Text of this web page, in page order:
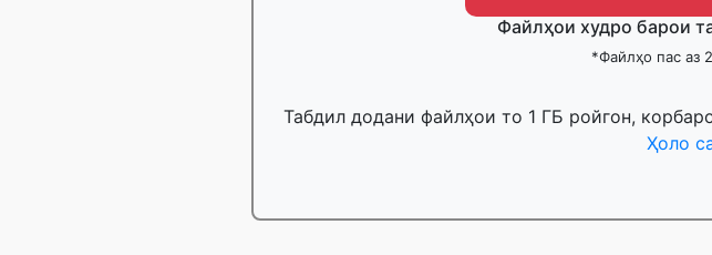
Файлҳои худро барои
*Файлҳо пас аз
Табдил додани файлҳои то 1 ГБ ройгон,
Ҳоло